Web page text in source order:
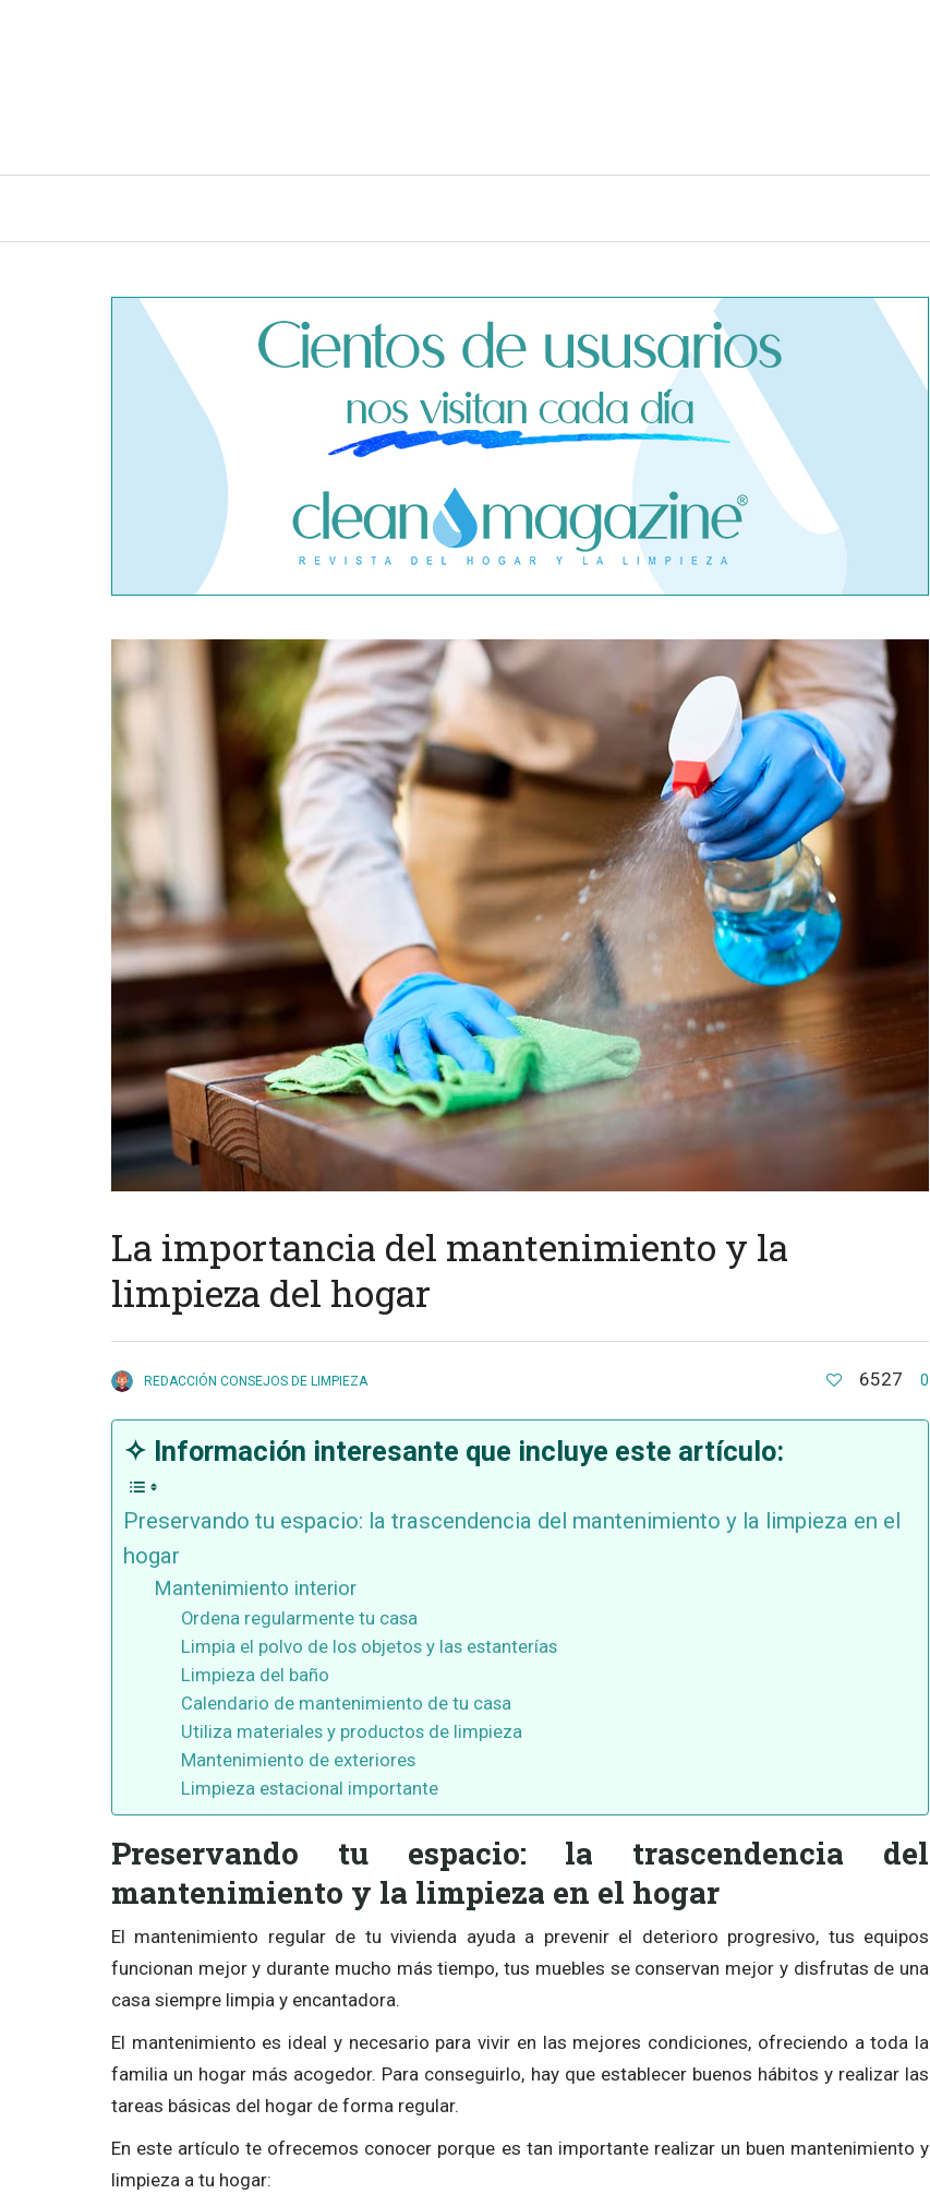
La importancia del mantenimiento y la
limpieza del hogar
REDACCIÓN CONSEJOS DE LIMPIEZA 6527 0
✧ Información interesante que incluye este artículo:
Preservando tu espacio: la trascendencia del mantenimiento y la limpieza en el
hogar
Mantenimiento interior
Ordena regularmente tu casa
Limpia el polvo de los objetos y las estanterías
Limpieza del baño
Calendario de mantenimiento de tu casa
Utiliza materiales y productos de limpieza
Mantenimiento de exteriores
Limpieza estacional importante
Preservando tu espacio: la trascendencia del
mantenimiento y la limpieza en el hogar
El mantenimiento regular de tu vivienda ayuda a prevenir el deterioro progresivo, tus equipos
funcionan mejor y durante mucho más tiempo, tus muebles se conservan mejor y disfrutas de una
casa siempre limpia y encantadora.
El mantenimiento es ideal y necesario para vivir en las mejores condiciones, ofreciendo a toda la
familia un hogar más acogedor. Para conseguirlo, hay que establecer buenos hábitos y realizar las
tareas básicas del hogar de forma regular.
En este artículo te ofrecemos conocer porque es tan importante realizar un buen mantenimiento y
limpieza a tu hogar: